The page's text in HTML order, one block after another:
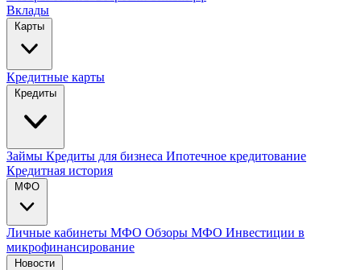
Вклады
Карты
Кредитные карты
Кредиты
Займы Кредиты для бизнеса Ипотечное кредитование
Кредитная история
МФО
Личные кабинеты МФО Обзоры МФО Инвестиции в
микрофинансирование
Новости